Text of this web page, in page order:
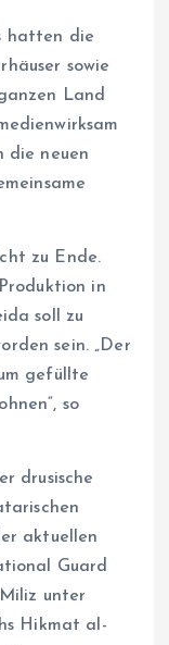
hatten die
sowie
Land
die neuen
zu Ende.
in
soll zu
sein. „Der
gefüllte
so
drusische
aktuellen
Guard
unter
Hikmat al-